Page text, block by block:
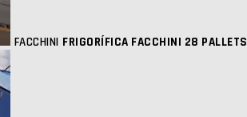
FACCHINI FRIGORÍFICA FACCHINI 28 PALLETS